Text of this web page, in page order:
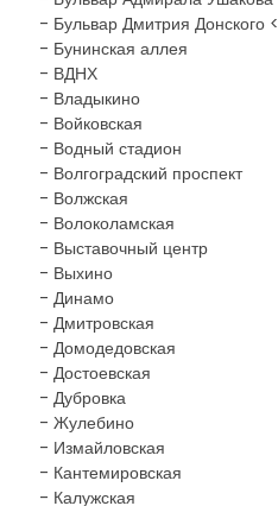
- Бульвар Дмитрия Донского <
- Бунинская аллея
- ВДНХ
- Владыкино
- Войковская
- Водный стадион
- Волгоградский проспект
- Волжская
- Волоколамская
- Выставочный центр
- Выхино
- Динамо
- Дмитровская
- Домодедовская
- Достоевская
- Дубровка
- Жулебино
- Измайловская
- Кантемировская
- Калужская